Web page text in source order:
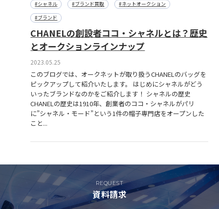
#シャネル #ブランド買取
#ネットオークション
#ブランド
CHANELの創設者ココ・シャネルとは？歴史
とオークションラインナップ
2023.05.25
このブログでは、オークネットが取り扱うCHANELのバッグを
ピックアップして紹介いたします。 はじめにシャネルがどう
いったブランドなのかをご紹介します！ シャネルの歴史
CHANELの歴史は1910年、創業者のココ・シャネルがパリ
に”シャネル・モード”という1件の帽子専門店をオープンした
こと...
REQUEST
資料請求